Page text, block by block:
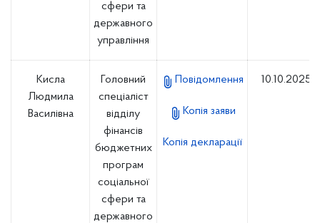
сфери та
державного
управління
Кисла
Людмила
Василівна
Головний
спеціаліст
відділу
фінансів
бюджетних
програм
соціальної
сфери та
державного
Повідомлення
Копія заяви
Копія декларації
10.10.2025